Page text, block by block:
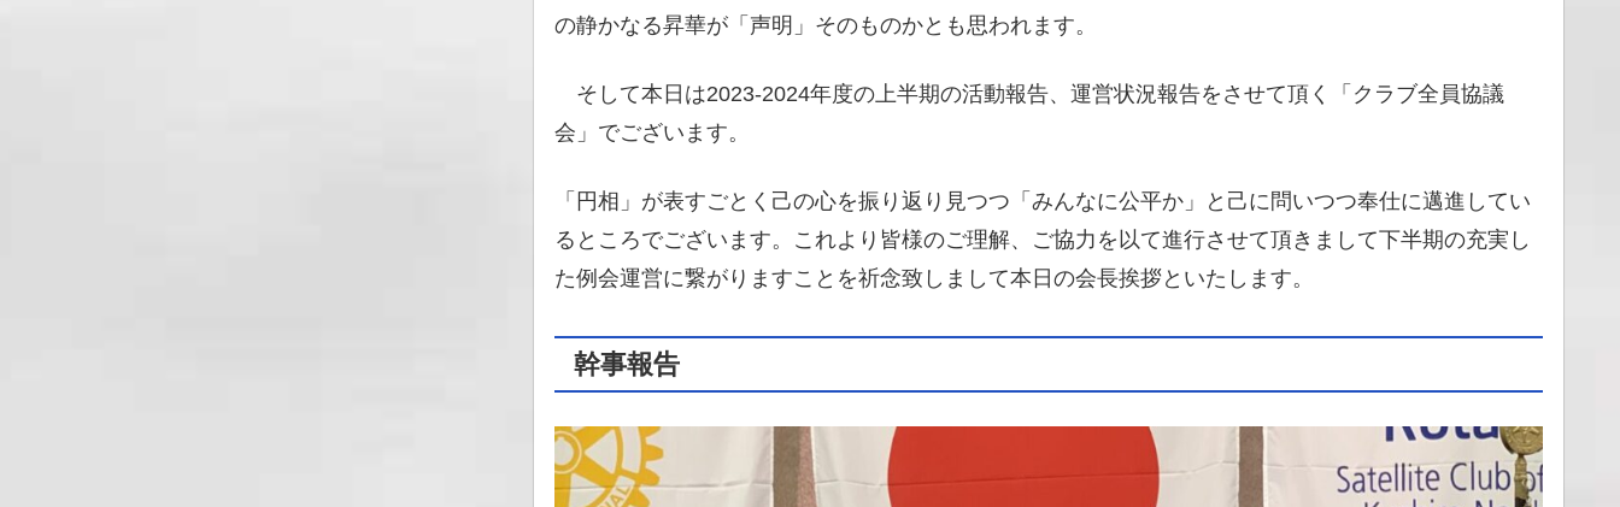
の静かなる昇華が「声明」そのものかとも思われます。
そして本日は2023-2024年度の上半期の活動報告、運営状況報告をさせて頂く「クラブ全員協議
会」でございます。
「円相」が表すごとく己の心を振り返り見つつ「みんなに公平か」と己に問いつつ奉仕に邁進してい
るところでございます。これより皆様のご理解、ご協力を以て進行させて頂きまして下半期の充実し
た例会運営に繋がりますことを祈念致しまして本日の会長挨拶といたします。
幹事報告